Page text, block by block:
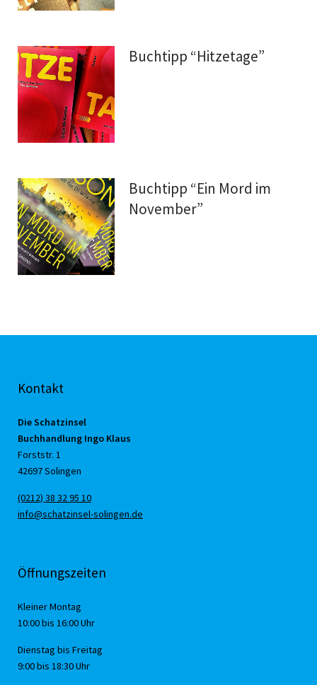
Buchtipp “Hitzetage”
Buchtipp “Ein Mord im
November”
Kontakt
Die Schatzinsel
Buchhandlung Ingo Klaus
Forststr. 1
42697 Solingen
(0212) 38 32 95 10
info@schatzinsel-solingen.de
Öffnungszeiten
Kleiner Montag
10:00 bis 16:00 Uhr
Dienstag bis Freitag
9:00 bis 18:30 Uhr